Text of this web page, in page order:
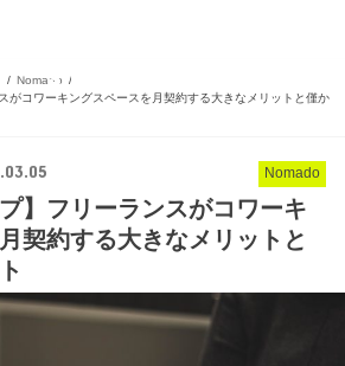
ーshojiの独り言
Nomado
がコワーキングスペースを月契約する大きなメリットと僅か
Nomado
】フリーランスがコワーキ
契約する大きなメリットと